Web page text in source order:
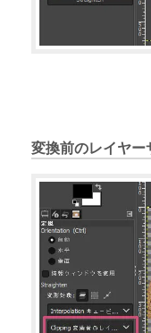
変換前のレイヤー